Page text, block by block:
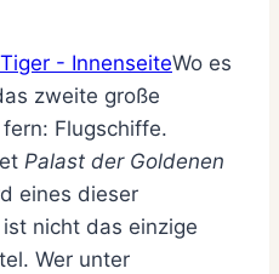
Wo es
zweite große
Flugschiffe.
Palast der Goldenen
eines dieser
nicht das einzige
Wer unter